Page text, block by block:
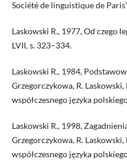
Société de linguistique de
Laskowski R., 1977, Od czego
LVII, s. 323–334.
Laskowski R., 1984,
Grzegorczykowa, R.
współczesnego języka
Laskowski R., 1998,
Grzegorczykowa, R.
współczesnego języka